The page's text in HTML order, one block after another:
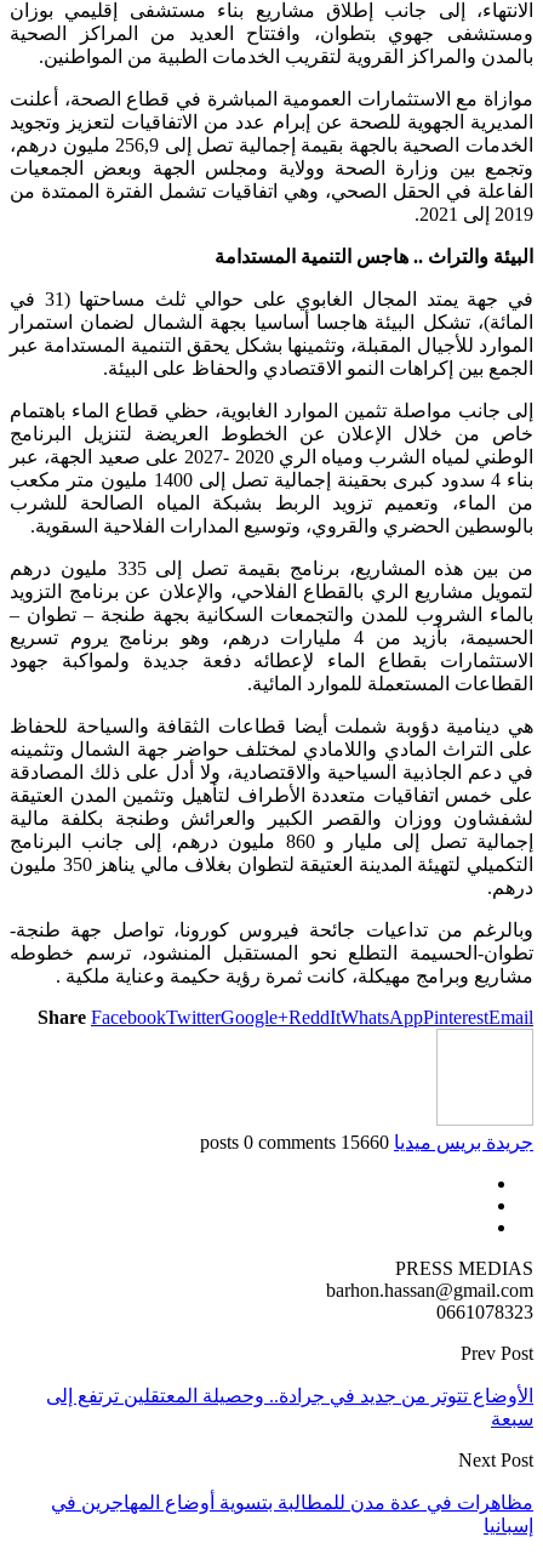
الانتهاء، إلى جانب إطلاق مشاريع بناء مستشفى إقليمي بوزان
ومستشفى جهوي بتطوان، وافتتاح العديد من المراكز الصحية
بالمدن والمراكز القروية لتقريب الخدمات الطبية من المواطنين.
موازاة مع الاستثمارات العمومية المباشرة في قطاع الصحة، أعلنت
المديرية الجهوية للصحة عن إبرام عدد من الاتفاقيات لتعزيز وتجويد
الخدمات الصحية بالجهة بقيمة إجمالية تصل إلى 256,9 مليون درهم،
وتجمع بين وزارة الصحة وولاية ومجلس الجهة وبعض الجمعيات
الفاعلة في الحقل الصحي، وهي اتفاقيات تشمل الفترة الممتدة من
2019 إلى 2021.
البيئة والتراث .. هاجس التنمية المستدامة
في جهة يمتد المجال الغابوي على حوالي ثلث مساحتها (31 في
المائة)، تشكل البيئة هاجسا أساسيا بجهة الشمال لضمان استمرار
الموارد للأجيال المقبلة، وتثمينها بشكل يحقق التنمية المستدامة عبر
الجمع بين إكراهات النمو الاقتصادي والحفاظ على البيئة.
إلى جانب مواصلة تثمين الموارد الغابوية، حظي قطاع الماء باهتمام
خاص من خلال الإعلان عن الخطوط العريضة لتنزيل البرنامج
الوطني لمياه الشرب ومياه الري 2020 -2027 على صعيد الجهة، عبر
بناء 4 سدود كبرى بحقينة إجمالية تصل إلى 1400 مليون متر مكعب
من الماء، وتعميم تزويد الربط بشبكة المياه الصالحة للشرب
بالوسطين الحضري والقروي، وتوسيع المدارات الفلاحية السقوية.
من بين هذه المشاريع، برنامج بقيمة تصل إلى 335 مليون درهم
لتمويل مشاريع الري بالقطاع الفلاحي، والإعلان عن برنامج التزويد
بالماء الشروب للمدن والتجمعات السكانية بجهة طنجة – تطوان –
الحسيمة، بأزيد من 4 مليارات درهم، وهو برنامج يروم تسريع
الاستثمارات بقطاع الماء لإعطائه دفعة جديدة ولمواكبة جهود
القطاعات المستعملة للموارد المائية.
هي دينامية دؤوبة شملت أيضا قطاعات الثقافة والسياحة للحفاظ
على التراث المادي واللامادي لمختلف حواضر جهة الشمال وتثمينه
في دعم الجاذبية السياحية والاقتصادية، ولا أدل على ذلك المصادقة
على خمس اتفاقيات متعددة الأطراف لتأهيل وتثمين المدن العتيقة
لشفشاون ووزان والقصر الكبير والعرائش وطنجة بكلفة مالية
إجمالية تصل إلى مليار و 860 مليون درهم، إلى جانب البرنامج
التكميلي لتهيئة المدينة العتيقة لتطوان بغلاف مالي يناهز 350 مليون
درهم.
وبالرغم من تداعيات جائحة فيروس كورونا، تواصل جهة طنجة-
تطوان-الحسيمة التطلع نحو المستقبل المنشود، ترسم خطوطه
مشاريع وبرامج مهيكلة، كانت ثمرة رؤية حكيمة وعناية ملكية .
Share FacebookTwitterGoogle+ReddItWhatsAppPinterestEmail
جريدة بريس ميديا 15660 posts
0 comments
PRESS MEDIAS
barhon.hassan@gmail.com
0661078323
Prev Post
الأوضاع تتوتر من جديد في جرادة.. وحصيلة المعتقلين ترتفع إلى
سبعة
Next Post
مظاهرات في عدة مدن للمطالبة بتسوية أوضاع المهاجرين في
إسبانيا